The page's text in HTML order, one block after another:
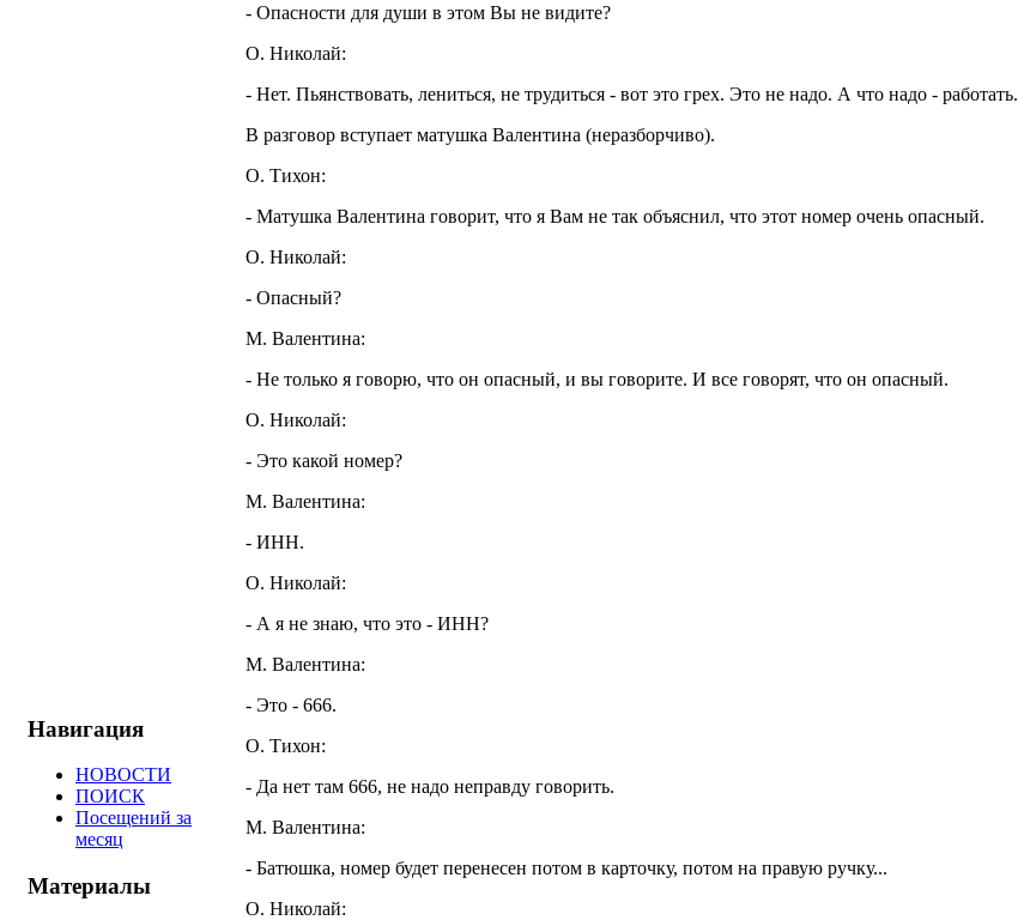
Навигация
НОВОСТИ
ПОИСК
Посещений за
месяц
Материалы
- Опасности для души в этом Вы не видите?
О. Николай:
- Нет. Пьянствовать, лениться, не трудиться - вот это грех. Это не надо. А что надо - работать.
В разговор вступает матушка Валентина (неразборчиво).
О. Тихон:
- Матушка Валентина говорит, что я Вам не так объяснил, что этот номер очень опасный.
О. Николай:
- Опасный?
М. Валентина:
- Не только я говорю, что он опасный, и вы говорите. И все говорят, что он опасный.
О. Николай:
- Это какой номер?
М. Валентина:
- ИНН.
О. Николай:
- А я не знаю, что это - ИНН?
М. Валентина:
- Это - 666.
О. Тихон:
- Да нет там 666, не надо неправду говорить.
М. Валентина:
- Батюшка, номер будет перенесен потом в карточку, потом на правую ручку...
О. Николай: